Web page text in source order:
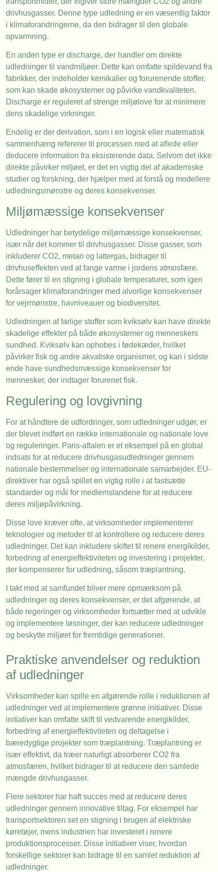
drivhusgasser. Denne type udledning er en væsentlig faktor
i klimaforandringerne, da den bidrager til den globale
opvarmning.
En anden type er discharge, der handler om direkte
udledninger til vandmiljøer. Dette kan omfatte spildevand fra
fabrikker, der indeholder kemikalier og forurenende stoffer,
som kan skade økosystemer og påvirke vandkvaliteten.
Discharge er reguleret af strenge miljølove for at minimere
dens skadelige virkninger.
Endelig er der derivation, som i en logisk eller matematisk
sammenhæng refererer til processen med at aflede eller
deducere information fra eksisterende data. Selvom det ikke
direkte påvirker miljøet, er det en vigtig del af akademiske
studier og forskning, der hjælper med at forstå og modellere
udledningsmønstre og deres konsekvenser.
Miljømæssige konsekvenser
Udledninger har betydelige miljømæssige konsekvenser,
især når det kommer til drivhusgasser. Disse gasser, som
inkluderer CO2, metan og lattergas, bidrager til
drivhuseffekten ved at fange varme i jordens atmosfære.
Dette fører til en stigning i globale temperaturer, som igen
forårsager klimaforandringer med alvorlige konsekvenser
for vejrmønstre, havniveauer og biodiversitet.
Udledningen af farlige stoffer som kviksølv kan have direkte
skadelige effekter på både økosystemer og menneskers
sundhed. Kviksølv kan ophobes i fødekæder, hvilket
påvirker fisk og andre akvatiske organismer, og kan i sidste
ende have sundhedsmæssige konsekvenser for
mennesker, der indtager forurenet fisk.
Regulering og lovgivning
For at håndtere de udfordringer, som udledninger udgør, er
der blevet indført en række internationale og nationale love
og reguleringer. Paris-aftalen er et eksempel på en global
indsats for at reducere drivhusgasudledninger gennem
nationale bestemmelser og internationale samarbejder. EU-
direktiver har også spillet en vigtig rolle i at fastsætte
standarder og mål for medlemslandene for at reducere
deres miljøpåvirkning.
Disse love kræver ofte, at virksomheder implementerer
teknologier og metoder til at kontrollere og reducere deres
udledninger. Det kan inkludere skiftet til renere energikilder,
forbedring af energieffektiviteten og investering i projekter,
der kompenserer for udledning, såsom træplantning.
I takt med at samfundet bliver mere opmærksom på
udledninger og deres konsekvenser, er det afgørende, at
både regeringer og virksomheder fortsætter med at udvikle
og implementere løsninger, der kan reducere udledninger
og beskytte miljøet for fremtidige generationer.
Praktiske anvendelser og reduktion
af udledninger
Virksomheder kan spille en afgørende rolle i reduktionen af
udledninger ved at implementere grønne initiativer. Disse
initiativer kan omfatte skift til vedvarende energikilder,
forbedring af energieffektiviteten og deltagelse i
bæredygtige projekter som træplantning. Træplantning er
især effektivt, da træer naturligt absorberer CO2 fra
atmosfæren, hvilket bidrager til at reducere den samlede
mængde drivhusgasser.
Flere sektorer har haft succes med at reducere deres
udledninger gennem innovative tiltag. For eksempel har
transportsektoren set en stigning i brugen af elektriske
køretøjer, mens industrien har investeret i renere
produktionsprocesser. Disse initiativer viser, hvordan
forskellige sektorer kan bidrage til en samlet reduktion af
udledninger.